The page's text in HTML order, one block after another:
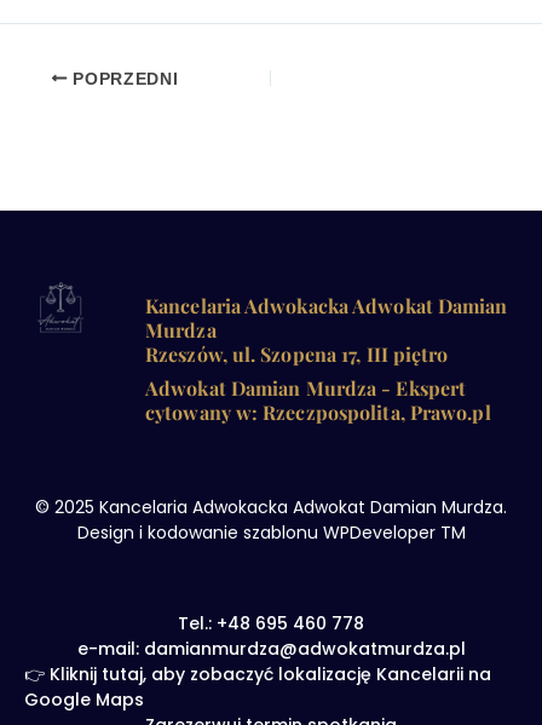
POPRZEDNI
Kancelaria Adwokacka Adwokat Damian
Murdza
Rzeszów, ul. Szopena 17, III piętro
Adwokat Damian Murdza - Ekspert
cytowany w: Rzeczpospolita, Prawo.pl
© 2025 Kancelaria Adwokacka Adwokat Damian Murdza.
Design i kodowanie szablonu WPDeveloper TM
Tel.: +48 695 460 778
e-mail: damianmurdza@adwokatmurdza.pl
👉 Kliknij tutaj, aby zobaczyć lokalizację Kancelarii na
Google Maps